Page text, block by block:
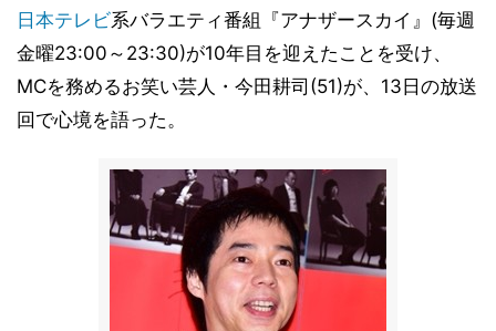
日本テレビ系バラエティ番組『アナザースカイ』(毎週
金曜23:00～23:30)が10年目を迎えたことを受け、
MCを務めるお笑い芸人・今田耕司(51)が、13日の放送
回で心境を語った。